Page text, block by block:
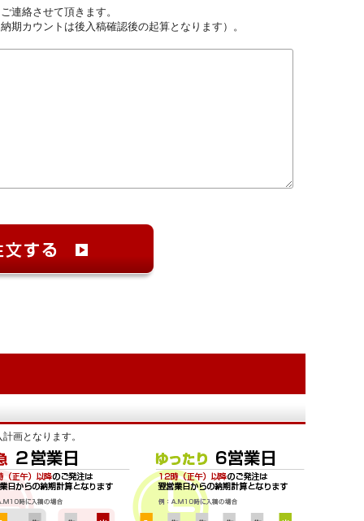
連絡させて頂きます。
期カウントは後入稿確認後の起算となります）。
画となります。